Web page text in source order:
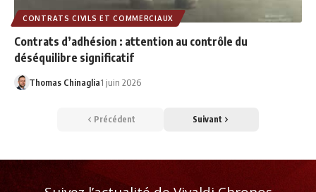
CONTRATS CIVILS ET COMMERCIAUX
Contrats d’adhésion : attention au contrôle du
déséquilibre significatif
Thomas Chinaglia1 juin 2026
Précédent Suivant